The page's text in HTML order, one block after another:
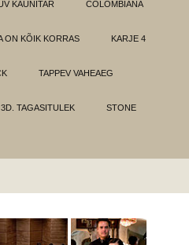
KAUNITAR COLOMBIANA
ON KÕIK KORRAS KARJE 4
TAPPEV VAHEAEG
TAGASITULEK STONE